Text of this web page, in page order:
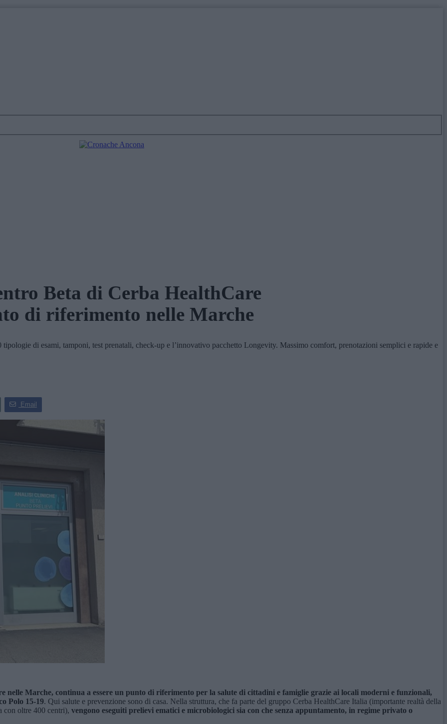
Beta di Cerba HealthCare
di riferimento nelle Marche
di esami, tamponi, test prenatali, check-up e l’innovativo pacchetto Longevity. Massimo comfort, prenotazioni semplici e rapide e
Email
Marche, continua a essere un punto di riferimento per la salute di cittadini e famiglie grazie ai locali moderni e funzionali,
Polo 15-19. Qui salute e prevenzione sono di casa. Nella struttura, che fa parte del gruppo Cerba HealthCare Italia (importante realtà della
con oltre 400 centri), vengono eseguiti prelievi ematici e microbiologici sia con che senza appuntamento, in regime privato o